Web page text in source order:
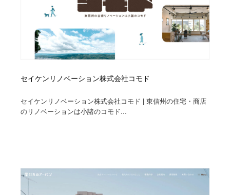
セイケンリノベーション株式会社コモド
セイケンリノベーション株式会社コモド | 東信州の住宅・商店
のリノベーションは小諸のコモド...